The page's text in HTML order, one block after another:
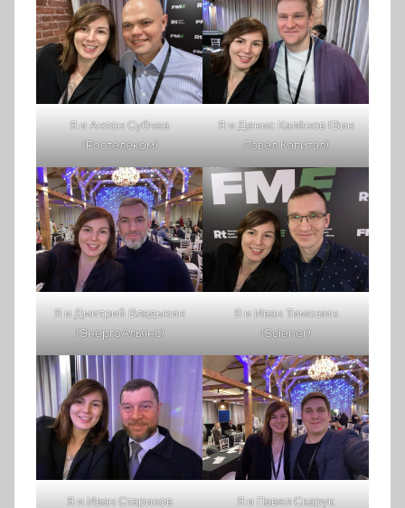
Я и Антон Субчев
(Ростелеком)
Я и Денис Калёнов (Вин
Лэвел Капитал)
Я и Дмитрий Владыкин
(ЭнергоАльянс)
Я и Иван Тимошин
(Sciener)
Я и Иван Стариков
Я и Павел Скарук